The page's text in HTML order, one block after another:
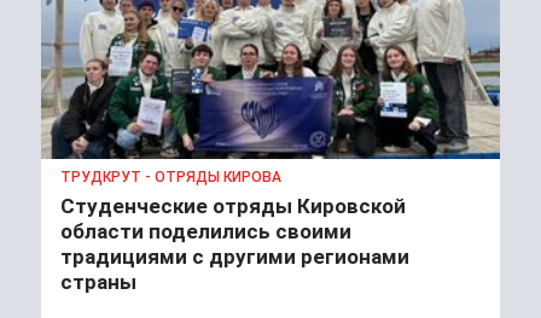
ТРУДКРУТ - ОТРЯДЫ КИРОВА
Студенческие отряды Кировской
области поделились своими
традициями с другими регионами
страны